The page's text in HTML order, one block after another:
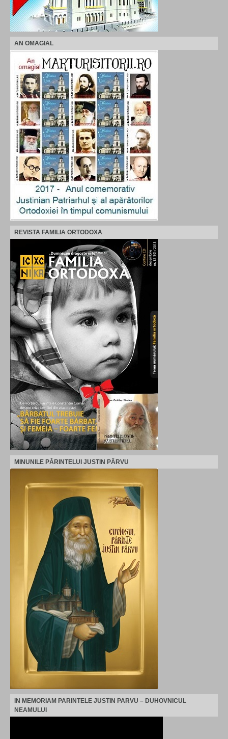
AN OMAGIAL
REVISTA FAMILIA ORTODOXA
MINUNILE PĂRINTELUI JUSTIN PÂRVU
IN MEMORIAM PARINTELE JUSTIN PARVU – DUHOVNICUL
NEAMULUI